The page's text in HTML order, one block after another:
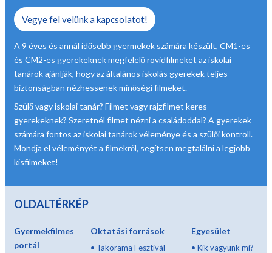
Vegye fel velünk a kapcsolatot!
A 9 éves és annál idősebb gyermekek számára készült, CM1-es
és CM2-es gyerekeknek megfelelő rövidfilmeket az iskolai
tanárok ajánlják, hogy az általános iskolás gyerekek teljes
biztonságban nézhessenek minőségi filmeket.
Szülő vagy iskolai tanár? Filmet vagy rajzfilmet keres
gyerekeknek? Szeretnél filmet nézni a családoddal? A gyerekek
számára fontos az iskolai tanárok véleménye és a szülői kontroll.
Mondja el véleményét a filmekről, segítsen megtalálni a legjobb
kisfilmeket!
OLDALTÉRKÉP
Gyermekfilmes
portál
Oktatási források
• Takorama Fesztivál
Egyesület
•Kik vagyunk mi?